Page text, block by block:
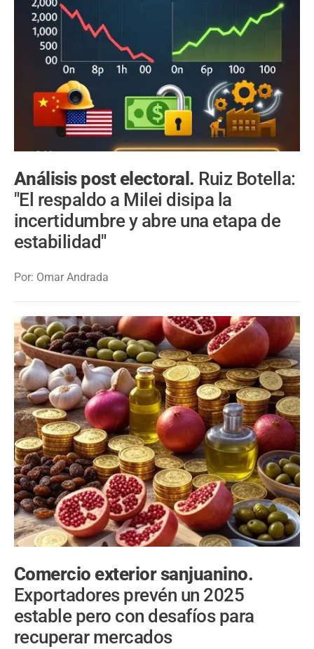
Análisis post electoral. Ruiz Botella:
"El respaldo a Milei disipa la
incertidumbre y abre una etapa de
estabilidad"
Por: Omar Andrada
Comercio exterior sanjuanino.
Exportadores prevén un 2025
estable pero con desafíos para
recuperar mercados